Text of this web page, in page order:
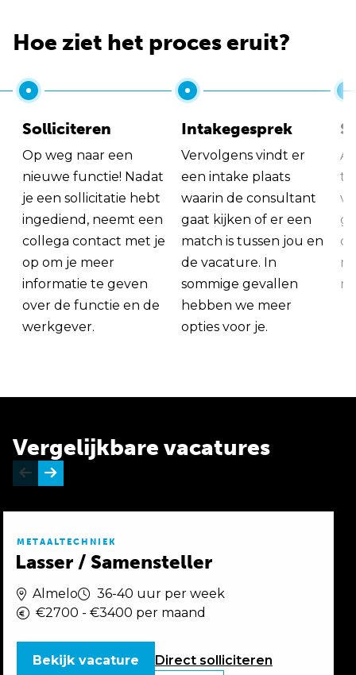
Hoe ziet het proces eruit?
Solliciteren
Op weg naar een
nieuwe functie! Nadat
je een sollicitatie hebt
ingediend, neemt een
collega contact met je
op om je meer
informatie te geven
over de functie en de
werkgever.
Intakegesprek
Vervolgens vindt er
een intake plaats
waarin de consultant
gaat kijken of er een
match is tussen jou en
de vacature. In
sommige gevallen
hebben we meer
opties voor je.
Vergelijkbare vacatures
METAALTECHNIEK
Lasser / Samensteller
Almelo
36-40 uur per week
€2700 - €3400 per maand
Direct solliciteren
Bekijk vacature